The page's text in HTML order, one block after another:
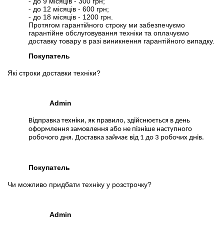
- до 12 місяців - 600 грн;
- до 18 місяців - 1200 грн.
Протягом гарантійного строку ми забезпечуємо
гарантійне обслуговування техніки та оплачуємо
доставку товару в разі виникнення гарантійного випадку.
Покупатель
Які строки доставки техніки?
Admin
Відправка техніки, як правило, здійснюється в день
оформлення замовлення або не пізніше наступного
робочого дня. Доставка займає від 1 до 3 робочих днів.
Покупатель
Чи можливо придбати техніку у розстрочку?
Admin